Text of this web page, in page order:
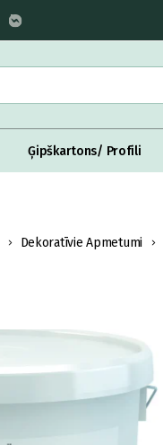
Ģipškartons/ Profili
Dekoratīvie Apmetumi